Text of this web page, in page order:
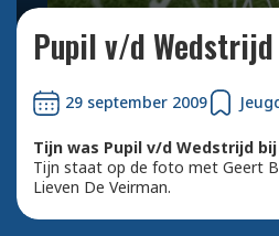
Pupil v/d
29 september 2009
Tijn was Pupil v/d Wedstrijd bij
Tijn staat op de foto met Geert
Lieven De Veirman.